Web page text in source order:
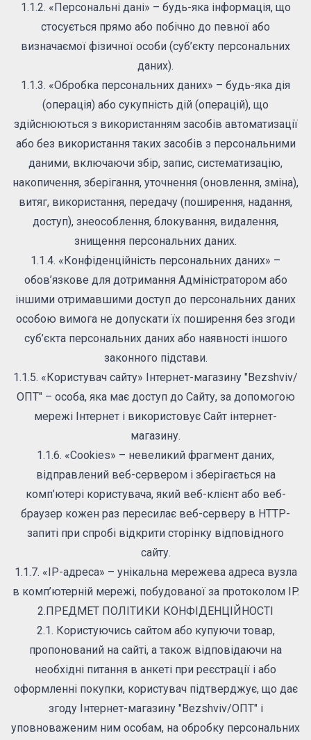
1.1.2. «Персональні дані» – будь-яка інформація, що
стосується прямо або побічно до певної або
визначаємої фізичної особи (суб’єкту персональних
даних).
1.1.3. «Обробка персональних даних» – будь-яка дія
(операція) або сукупність дій (операцій), що
здійснюються з використанням засобів автоматизації
або без використання таких засобів з персональними
даними, включаючи збір, запис, систематизацію,
накопичення, зберігання, уточнення (оновлення, зміна),
витяг, використання, передачу (поширення, надання,
доступ), знеособлення, блокування, видалення,
знищення персональних даних.
1.1.4. «Конфіденційність персональних даних» –
обов’язкове для дотримання Адміністратором або
іншими отримавшими доступ до персональних даних
особою вимога не допускати їх поширення без згоди
суб’єкта персональних даних або наявності іншого
законного підстави.
1.1.5. «Користувач сайту» Інтернет-магазину "Bezshviv/
ОПТ" – особа, яка має доступ до Сайту, за допомогою
мережі Інтернет і використовує Сайт інтернет-
магазину.
1.1.6. «Cookies» – невеликий фрагмент даних,
відправлений веб-сервером і зберігається на
комп’ютері користувача, який веб-клієнт або веб-
браузер кожен раз пересилає веб-серверу в HTTP-
запиті при спробі відкрити сторінку відповідного
сайту.
1.1.7. «IP-адреса» – унікальна мережева адреса вузла
в комп’ютерній мережі, побудованої за протоколом IP.
2.ПРЕДМЕТ ПОЛІТИКИ КОНФІДЕНЦІЙНОСТІ
2.1. Користуючись сайтом або купуючи товар,
пропонований на сайті, а також відповідаючи на
необхідні питання в анкеті при реєстрації і або
оформленні покупки, користувач підтверджує, що дає
згоду Інтернет-магазину "Bezshviv/ОПТ" і
уповноваженим ним особам, на обробку персональних